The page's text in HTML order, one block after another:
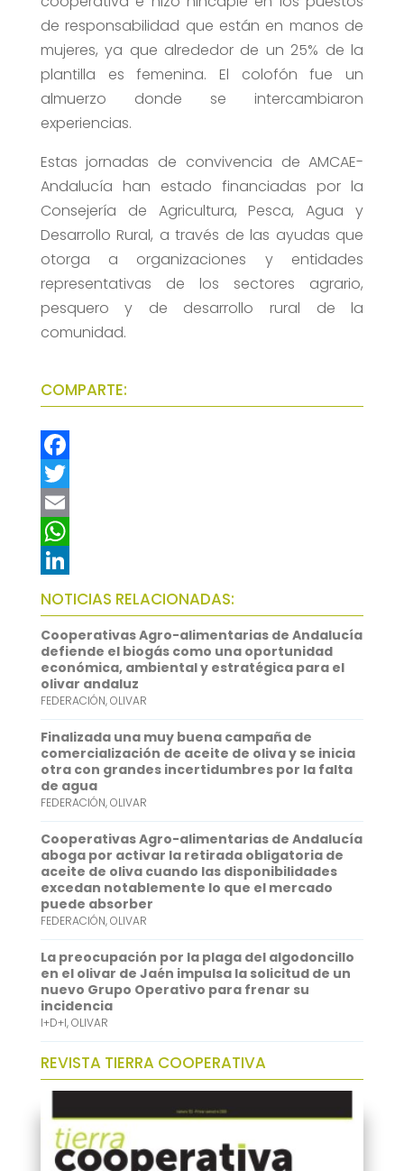
de responsabilidad que están en manos de
mujeres, ya que alrededor de un 25% de la
plantilla es femenina. El colofón fue un
almuerzo donde se intercambiaron
experiencias.
Estas jornadas de convivencia de AMCAE-
Andalucía han estado financiadas por la
Consejería de Agricultura, Pesca, Agua y
Desarrollo Rural, a través de las ayudas que
otorga a organizaciones y entidades
representativas de los sectores agrario,
pesquero y de desarrollo rural de la
comunidad.
COMPARTE:
F
a
c
e
b
o
o
k
T
w
t
t
e
r
E
m
a
i
l
W
h
a
t
s
A
p
p
L
i
n
k
e
d
I
n
NOTICIAS RELACIONADAS:
Cooperativas Agro-alimentarias de Andalucía
defiende el biogás como una oportunidad
económica, ambiental y estratégica para el
olivar andaluz
FEDERACIÓN,OLIVAR
Finalizada una muy buena campaña de
comercialización de aceite de oliva y se inicia
otra con grandes incertidumbres por la falta
de agua
FEDERACIÓN,OLIVAR
Cooperativas Agro-alimentarias de Andalucía
aboga por activar la retirada obligatoria de
aceite de oliva cuando las disponibilidades
excedan notablemente lo que el mercado
puede absorber
FEDERACIÓN,OLIVAR
La preocupación por la plaga del algodoncillo
en el olivar de Jaén impulsa la solicitud de un
nuevo Grupo Operativo para frenar su
incidencia
I+D+I,OLIVAR
REVISTA TIERRA COOPERATIVA